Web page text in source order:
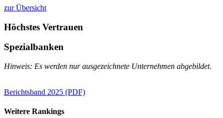
zur Übersicht
Höchstes Vertrauen
Spezialbanken
Hinweis: Es werden nur ausgezeichnete Unternehmen abgebildet.
Berichtsband 2025 (PDF)
Weitere Rankings